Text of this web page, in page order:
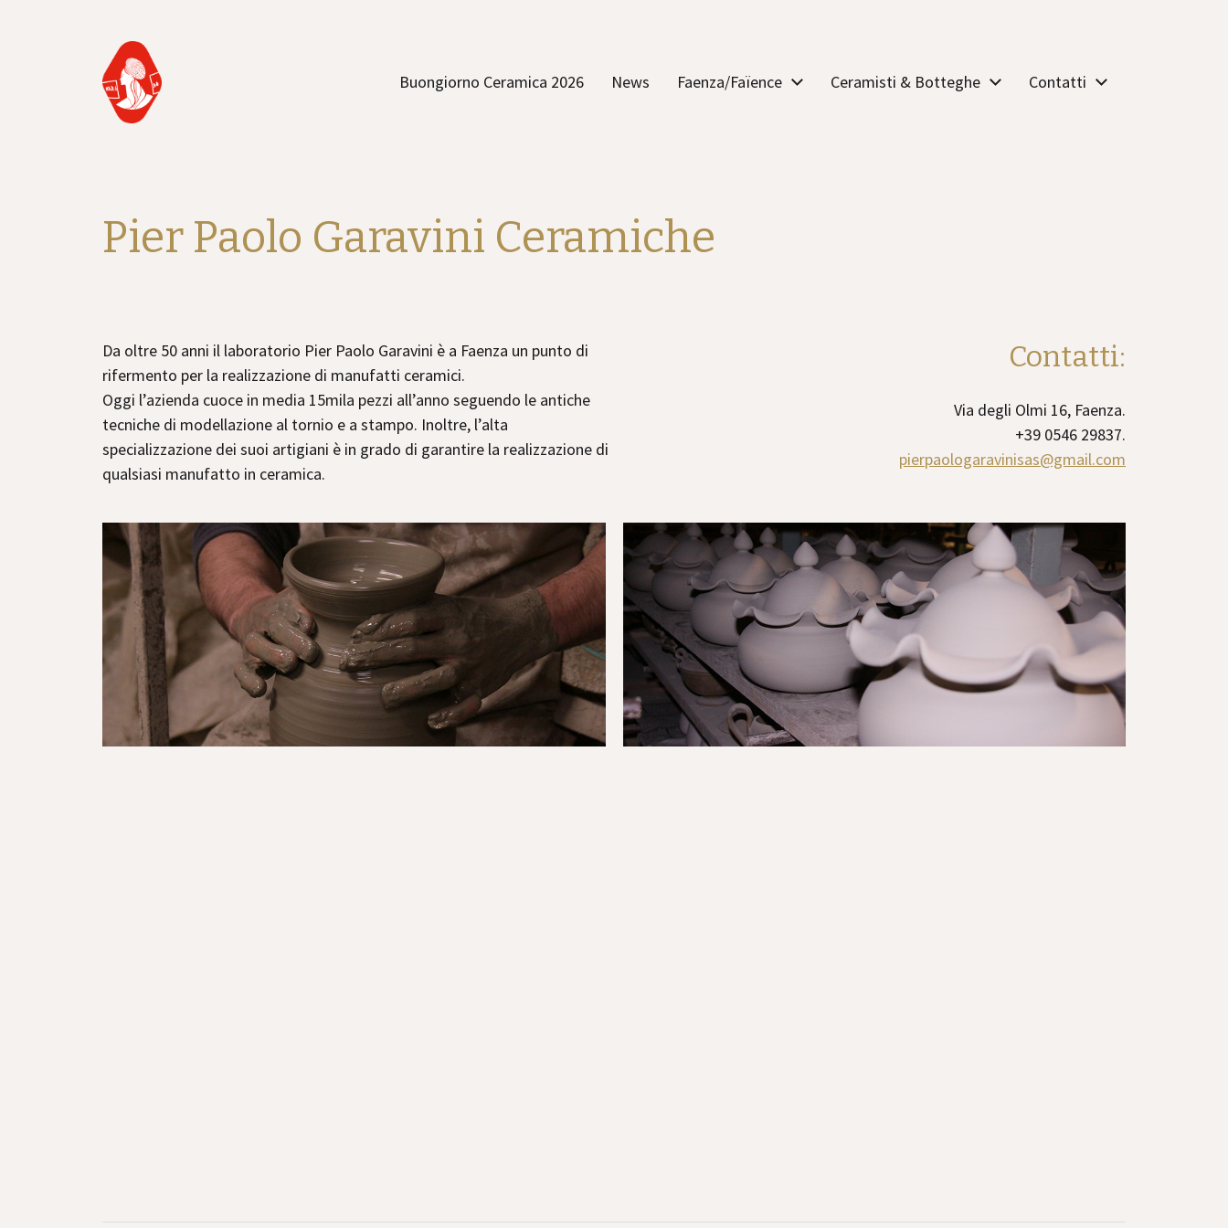
Buongiorno Ceramica 2026 News Faenza/Faïence Ceramisti & Botteghe Contatti
Pier Paolo Garavini Ceramiche
Da oltre 50 anni il laboratorio Pier Paolo Garavini è a Faenza un punto di
rifermento per la realizzazione di manufatti ceramici.
Oggi l’azienda cuoce in media 15mila pezzi all’anno seguendo le antiche
tecniche di modellazione al tornio e a stampo. Inoltre, l’alta
specializzazione dei suoi artigiani è in grado di garantire la realizzazione di
qualsiasi manufatto in ceramica.
Contatti:
Via degli Olmi 16, Faenza.
+39 0546 29837.
pierpaologaravinisas@gmail.com